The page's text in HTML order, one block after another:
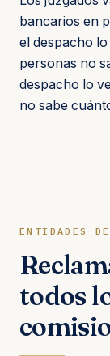
bancarios en
el despacho
personas no
despacho lo
no sabe
ENTIDADES
todos